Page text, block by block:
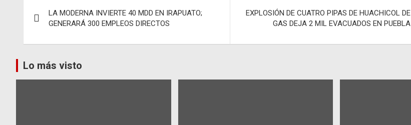
de
entradas
LA MODERNA INVIERTE 40 MDD EN IRAPUATO;
GENERARÁ 300 EMPLEOS DIRECTOS
EXPLOSIÓN DE CUATRO PIPAS DE HUACHICOL DE
GAS DEJA 2 MIL EVACUADOS EN PUEBLA
Lo más visto